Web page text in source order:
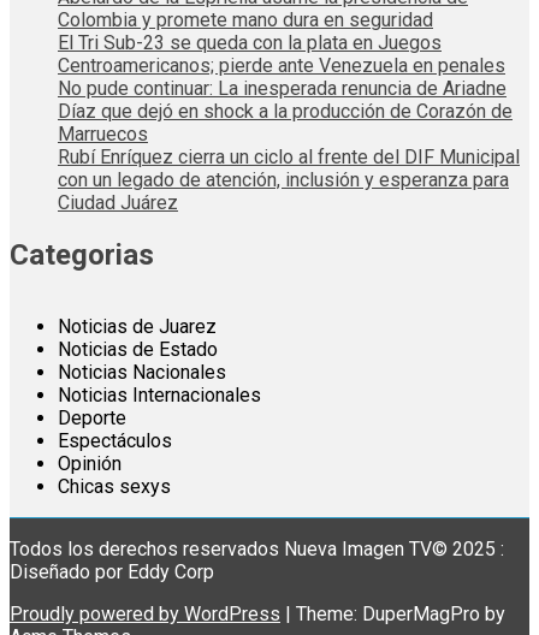
Colombia y promete mano dura en seguridad
El Tri Sub-23 se queda con la plata en Juegos
Centroamericanos; pierde ante Venezuela en penales
No pude continuar: La inesperada renuncia de Ariadne
Díaz que dejó en shock a la producción de Corazón de
Marruecos
Rubí Enríquez cierra un ciclo al frente del DIF Municipal
con un legado de atención, inclusión y esperanza para
Ciudad Juárez
Categorias
Noticias de Juarez
Noticias de Estado
Noticias Nacionales
Noticias Internacionales
Deporte
Espectáculos
Opinión
Chicas sexys
Todos los derechos reservados Nueva Imagen TV© 2025 :
Diseñado por Eddy Corp
Proudly powered by WordPress
Theme: DuperMagPro by